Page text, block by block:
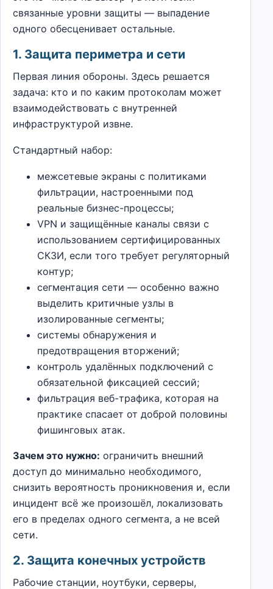
связанные уровни защиты — выпадение
одного обесценивает остальные.
1. Защита периметра и сети
Первая линия обороны. Здесь решается
задача: кто и по каким протоколам может
взаимодействовать с внутренней
инфраструктурой извне.
Стандартный набор:
межсетевые экраны с политиками
фильтрации, настроенными под
реальные бизнес-процессы;
VPN и защищённые каналы связи с
использованием сертифицированных
СКЗИ, если того требует регуляторный
контур;
сегментация сети — особенно важно
выделить критичные узлы в
изолированные сегменты;
системы обнаружения и
предотвращения вторжений;
контроль удалённых подключений с
обязательной фиксацией сессий;
фильтрация веб-трафика, которая на
практике спасает от доброй половины
фишинговых атак.
Зачем это нужно: ограничить внешний
доступ до минимально необходимого,
снизить вероятность проникновения и, если
инцидент всё же произошёл, локализовать
его в пределах одного сегмента, а не всей
сети.
2. Защита конечных устройств
Рабочие станции, ноутбуки, серверы,